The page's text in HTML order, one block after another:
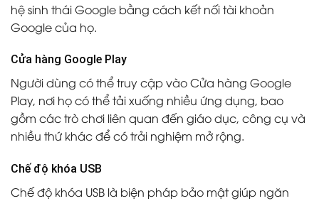
hệ sinh thái Google bằng cách kết nối tài khoản
Google của họ.
Cửa hàng Google Play
Người dùng có thể truy cập vào Cửa hàng Google
Play, nơi họ có thể tải xuống nhiều ứng dụng, bao
gồm các trò chơi liên quan đến giáo dục, công cụ và
nhiều thứ khác để có trải nghiệm mở rộng.
Chế độ khóa USB
Chế độ khóa USB là biện pháp bảo mật giúp ngăn